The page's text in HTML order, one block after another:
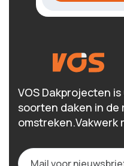
VOS Dakprojecten
soorten daken in de
omstreken.Vakwerk